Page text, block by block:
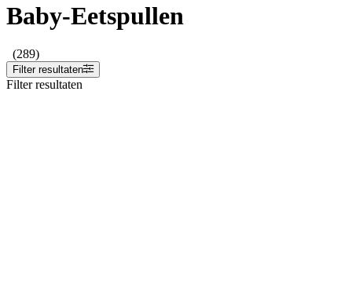
Baby-Eetspullen
(289)
Filter resultaten
Filter resultaten